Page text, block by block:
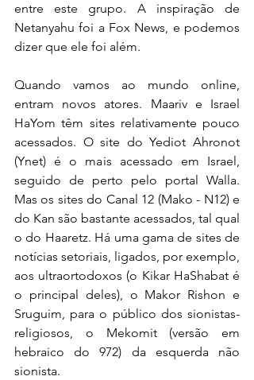
entre este grupo. A inspiração de
Netanyahu foi a Fox News, e podemos
dizer que ele foi além.
Quando vamos ao mundo online,
entram novos atores. Maariv e Israel
HaYom têm sites relativamente pouco
acessados. O site do Yediot Ahronot
(Ynet) é o mais acessado em Israel,
seguido de perto pelo portal Walla.
Mas os sites do Canal 12 (Mako - N12) e
do Kan são bastante acessados, tal qual
o do Haaretz. Há uma gama de sites de
notícias setoriais, ligados, por exemplo,
aos ultraortodoxos (o Kikar HaShabat é
o principal deles), o Makor Rishon e
Sruguim, para o público dos sionistas-
religiosos, o Mekomit (versão em
hebraico do 972) da esquerda não
sionista.